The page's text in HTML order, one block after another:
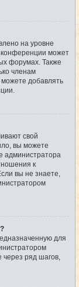
на уровне
может
форумах. Также
членам
добавлять
свой
вы можете
администратора
к
вы не знаете,
для
ряд шагов,